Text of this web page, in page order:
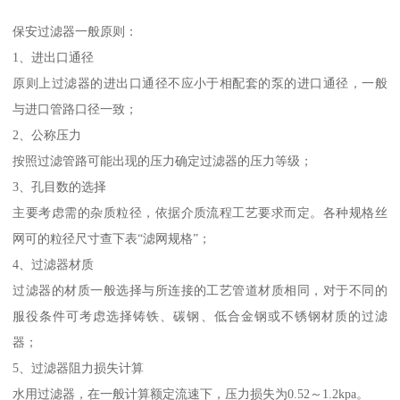
保安过滤器一般原则：
1、进出口通径
原则上过滤器的进出口通径不应小于相配套的泵的进口通径，一般
与进口管路口径一致；
2、公称压力
按照过滤管路可能出现的压力确定过滤器的压力等级；
3、孔目数的选择
主要考虑需的杂质粒径，依据介质流程工艺要求而定。各种规格丝
网可的粒径尺寸查下表“滤网规格”；
4、过滤器材质
过滤器的材质一般选择与所连接的工艺管道材质相同，对于不同的
服役条件可考虑选择铸铁、碳钢、低合金钢或不锈钢材质的过滤
器；
5、过滤器阻力损失计算
水用过滤器，在一般计算额定流速下，压力损失为0.52～1.2kpa。